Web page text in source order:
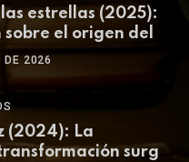
las estrellas (2025):
el origen del
DE 2026
(2024): La
surge